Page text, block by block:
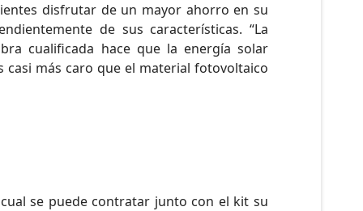
disfrutar de un mayor ahorro en su
de sus características. “La
cualificada hace que la energía solar
más caro que el material fotovoltaico
se puede contratar junto con el kit su